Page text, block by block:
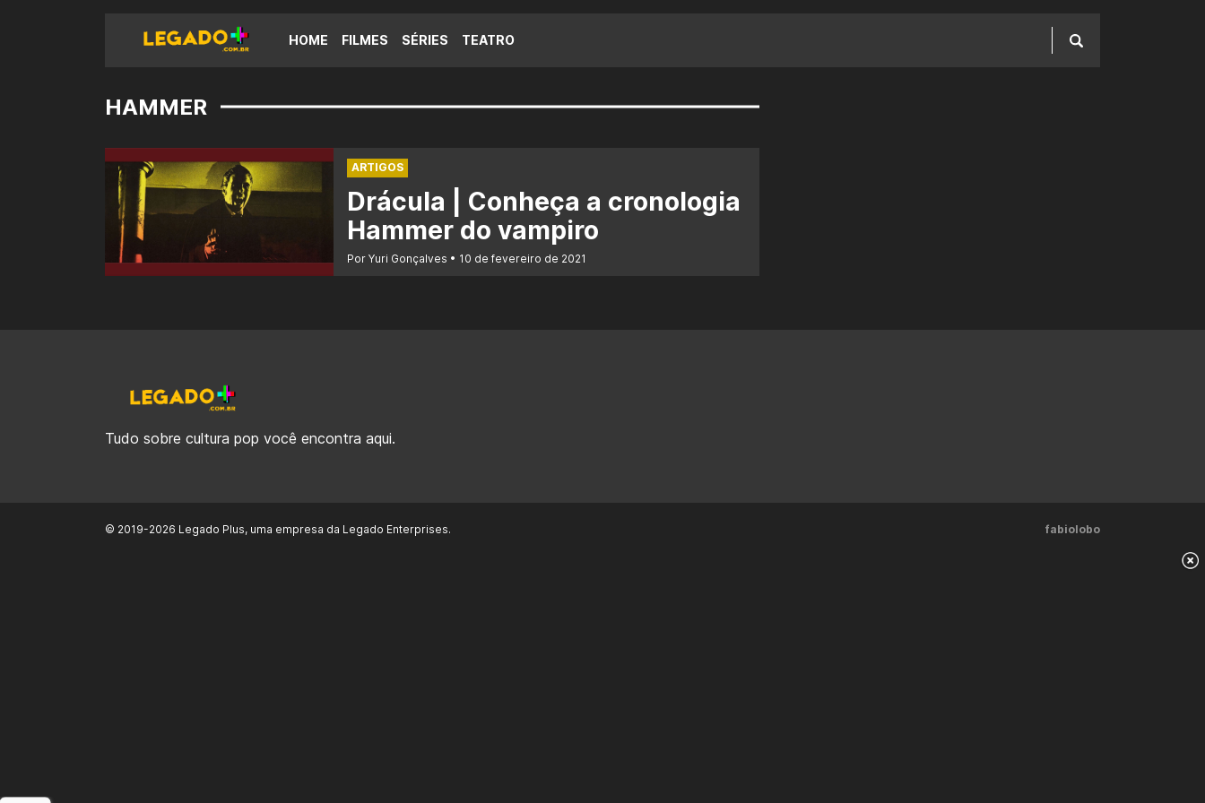
HOME FILMES SÉRIES TEATRO
HAMMER
ARTIGOS
Drácula | Conheça a cronologia
Hammer do vampiro
Por Yuri Gonçalves 10 de fevereiro de 2021
Tudo sobre cultura pop você encontra aqui.
© 2019-2026 Legado Plus, uma empresa da Legado Enterprises. fabiolobo